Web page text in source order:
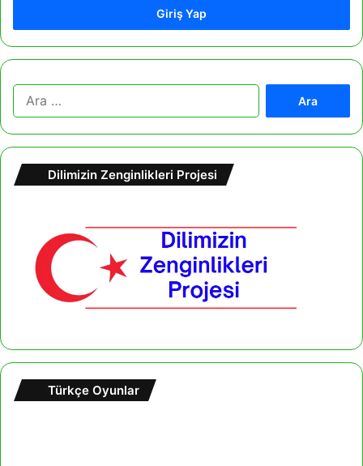
Giriş Yap
Dilimizin Zenginlikleri Projesi
Türkçe Oyunlar